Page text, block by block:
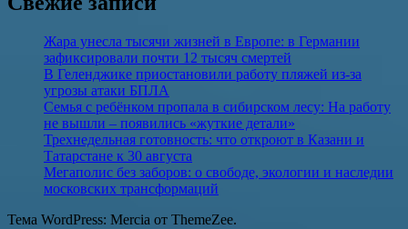
Жара унесла тысячи жизней в Европе: в Германии
зафиксировали почти 12 тысяч смертей
В Геленджике приостановили работу пляжей из-за
угрозы атаки БПЛА
Семья с ребёнком пропала в сибирском лесу: На работу
не вышли – появились «жуткие детали»
Трехнедельная готовность: что откроют в Казани и
Татарстане к 30 августа
Мегаполис без заборов: о свободе, экологии и наследии
московских трансформаций
Тема WordPress: Mercia от ThemeZee.